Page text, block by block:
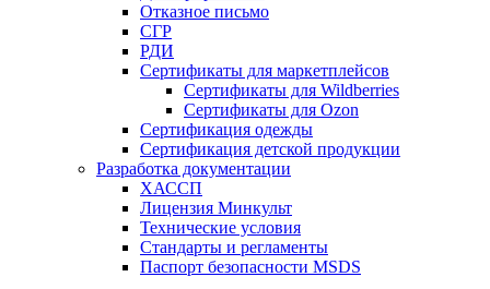
Отказное письмо
СГР
РДИ
Сертификаты для маркетплейсов
Сертификаты для Wildberries
Сертификаты для Ozon
Сертификация одежды
Сертификация детской продукции
Разработка документации
ХАССП
Лицензия Минкульт
Технические условия
Стандарты и регламенты
Паспорт безопасности MSDS